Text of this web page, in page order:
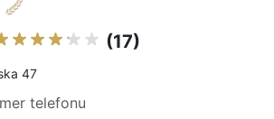
(17)
47
telefonu